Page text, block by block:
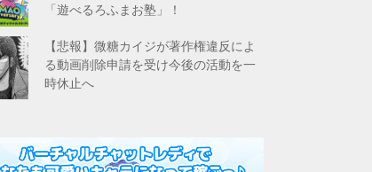
「遊べるろふまお塾」！
【悲報】微糖カイジが著作権違反によ
る動画削除申請を受け今後の活動を一
時休止へ